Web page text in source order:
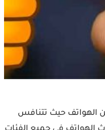
الهواتف حيث تتنافس